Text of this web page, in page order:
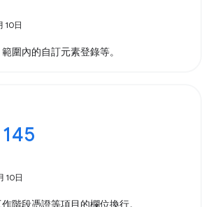
10日
圍內的自訂元素登錄等。
10日
階段憑證等項目的欄位換行。